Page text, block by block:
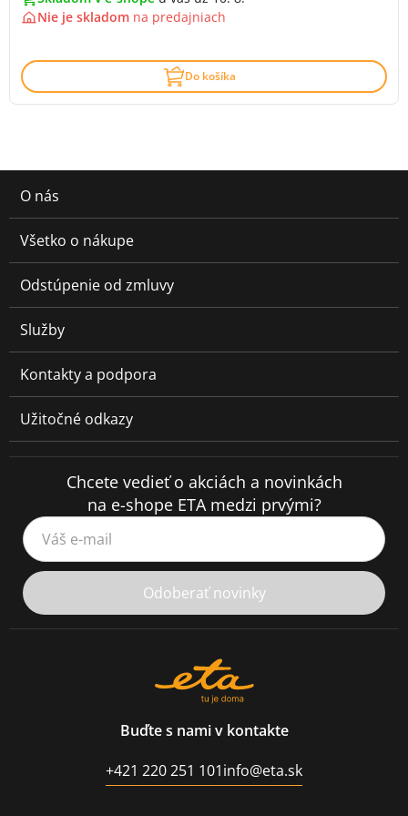
Nie je skladom na predajniach
Do košíka
O nás
Všetko o nákupe
Odstúpenie od zmluvy
Služby
Kontakty a podpora
Užitočné odkazy
Chcete vedieť o akciách a novinkách
na e-shope ETA medzi prvými?
Váš e-mail
Odoberať novinky
Buďte s nami v kontakte
+421 220 251 101info@eta.sk